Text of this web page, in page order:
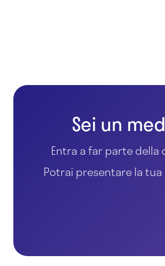
Sei un
Entra a far parte della
Potrai presentare la